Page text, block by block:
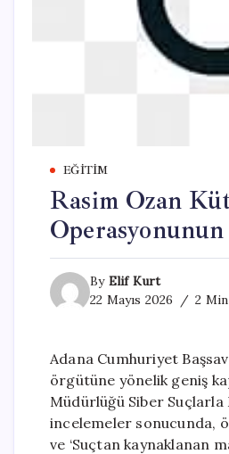
EĞITIM
Rasim Ozan
By Elif Kurt
22 Mayıs 2026
2
Adana Cumhuriyet
örgütüne yönelik geniş
Müdürlüğü Siber
incelemeler sonucunda,
ve ‘Suçtan kaynaklanan